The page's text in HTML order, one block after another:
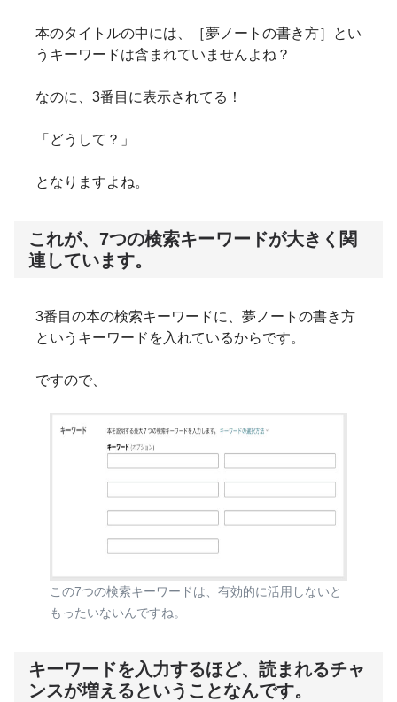
本のタイトルの中には、［夢ノートの書き方］とい
うキーワードは含まれていませんよね？
なのに、3番目に表示されてる！
「どうして？」
となりますよね。
これが、7つの検索キーワードが大きく関
連しています。
3番目の本の検索キーワードに、夢ノートの書き方
というキーワードを入れているからです。
ですので、
この7つの検索キーワードは、有効的に活用しないと
もったいないんですね。
キーワードを入力するほど、読まれるチャ
ンスが増えるということなんです。